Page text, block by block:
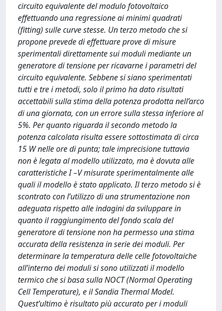
circuito equivalente del modulo fotovoltaico
effettuando una regressione ai minimi quadrati
(fitting) sulle curve stesse. Un terzo metodo che si
propone prevede di effettuare prove di misure
sperimentali direttamente sui moduli mediante un
generatore di tensione per ricavarne i parametri del
circuito equivalente. Sebbene si siano sperimentati
tutti e tre i metodi, solo il primo ha dato risultati
accettabili sulla stima della potenza prodotta nell’arco
di una giornata, con un errore sulla stessa inferiore al
5%. Per quanto riguarda il secondo metodo la
potenza calcolata risulta essere sottostimata di circa
15 W nelle ore di punta; tale imprecisione tuttavia
non è legata al modello utilizzato, ma è dovuta alle
caratteristiche I –V misurate sperimentalmente alle
quali il modello è stato applicato. Il terzo metodo si è
scontrato con l’utilizzo di una strumentazione non
adeguata rispetto alle indagini da sviluppare in
quanto il raggiungimento del fondo scala del
generatore di tensione non ha permesso una stima
accurata della resistenza in serie dei moduli. Per
determinare la temperatura delle celle fotovoltaiche
all’interno dei moduli si sono utilizzati il modello
termico che si basa sulla NOCT (Normal Operating
Cell Temperature), e il Sandia Thermal Model.
Quest’ultimo è risultato più accurato per i moduli